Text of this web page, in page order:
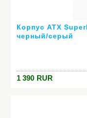
Корпус ATX
черный/серый
1 390 RUR